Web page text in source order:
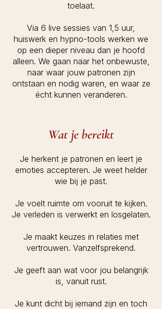
toelaat.
Via 6 live sessies van 1,5 uur,
huiswerk en hypno-tools werken we
op een dieper niveau dan je hoofd
alleen. We gaan naar het onbewuste,
naar waar jouw patronen zijn
ontstaan en nodig waren, en waar ze
écht kunnen veranderen.
Wat je bereikt
Je herkent je patronen en leert je
emoties accepteren. Je weet helder
wie bij je past.
Je voelt ruimte om vooruit te kijken.
Je verleden is verwerkt en losgelaten.
Je maakt keuzes in relaties met
vertrouwen. Vanzelfsprekend.
Je geeft aan wat voor jou belangrijk
is, vanuit rust.
Je kunt dicht bij iemand zijn en toch